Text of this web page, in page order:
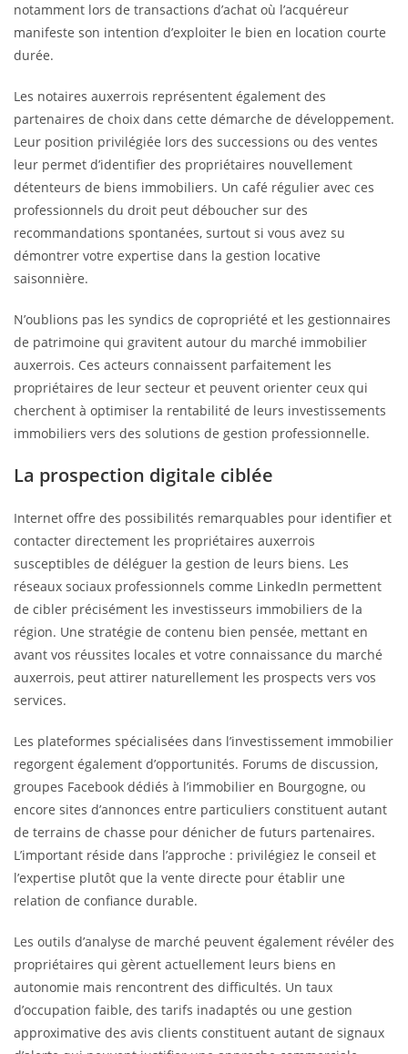
notamment lors de transactions d’achat où l’acquéreur
manifeste son intention d’exploiter le bien en location courte
durée.
Les notaires auxerrois représentent également des
partenaires de choix dans cette démarche de développement.
Leur position privilégiée lors des successions ou des ventes
leur permet d’identifier des propriétaires nouvellement
détenteurs de biens immobiliers. Un café régulier avec ces
professionnels du droit peut déboucher sur des
recommandations spontanées, surtout si vous avez su
démontrer votre expertise dans la gestion locative
saisonnière.
N’oublions pas les syndics de copropriété et les gestionnaires
de patrimoine qui gravitent autour du marché immobilier
auxerrois. Ces acteurs connaissent parfaitement les
propriétaires de leur secteur et peuvent orienter ceux qui
cherchent à optimiser la rentabilité de leurs investissements
immobiliers vers des solutions de gestion professionnelle.
La prospection digitale ciblée
Internet offre des possibilités remarquables pour identifier et
contacter directement les propriétaires auxerrois
susceptibles de déléguer la gestion de leurs biens. Les
réseaux sociaux professionnels comme LinkedIn permettent
de cibler précisément les investisseurs immobiliers de la
région. Une stratégie de contenu bien pensée, mettant en
avant vos réussites locales et votre connaissance du marché
auxerrois, peut attirer naturellement les prospects vers vos
services.
Les plateformes spécialisées dans l’investissement immobilier
regorgent également d’opportunités. Forums de discussion,
groupes Facebook dédiés à l’immobilier en Bourgogne, ou
encore sites d’annonces entre particuliers constituent autant
de terrains de chasse pour dénicher de futurs partenaires.
L’important réside dans l’approche : privilégiez le conseil et
l’expertise plutôt que la vente directe pour établir une
relation de confiance durable.
Les outils d’analyse de marché peuvent également révéler des
propriétaires qui gèrent actuellement leurs biens en
autonomie mais rencontrent des difficultés. Un taux
d’occupation faible, des tarifs inadaptés ou une gestion
approximative des avis clients constituent autant de signaux